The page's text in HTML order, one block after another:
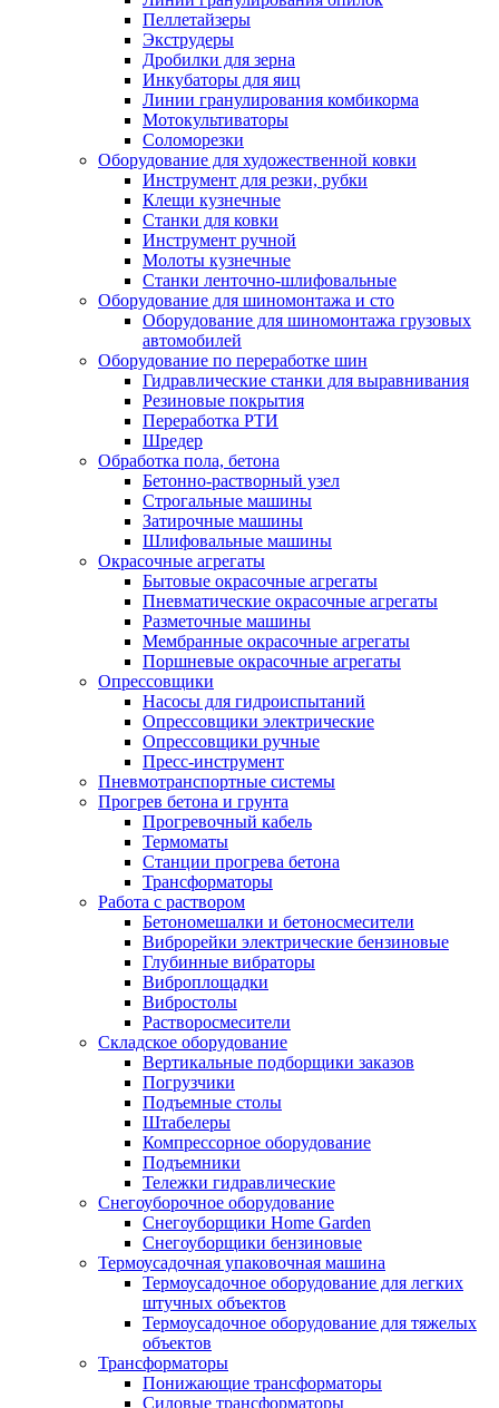
Пеллетайзеры
Экструдеры
Дробилки для зерна
Инкубаторы для яиц
Линии гранулирования комбикорма
Мотокультиваторы
Соломорезки
Оборудование для художественной ковки
Инструмент для резки, рубки
Клещи кузнечные
Станки для ковки
Инструмент ручной
Молоты кузнечные
Станки ленточно-шлифовальные
Оборудование для шиномонтажа и сто
Оборудование для шиномонтажа грузовых
автомобилей
Оборудование по переработке шин
Гидравлические станки для выравнивания
Резиновые покрытия
Переработка РТИ
Шредер
Обработка пола, бетона
Бетонно-растворный узел
Строгальные машины
Затирочные машины
Шлифовальные машины
Окрасочные агрегаты
Бытовые окрасочные агрегаты
Пневматические окрасочные агрегаты
Разметочные машины
Мембранные окрасочные агрегаты
Поршневые окрасочные агрегаты
Опрессовщики
Насосы для гидроиспытаний
Опрессовщики электрические
Опрессовщики ручные
Пресс-инструмент
Пневмотранспортные системы
Прогрев бетона и грунта
Прогревочный кабель
Термоматы
Станции прогрева бетона
Трансформаторы
Работа с раствором
Бетономешалки и бетоносмесители
Виброрейки электрические бензиновые
Глубинные вибраторы
Виброплощадки
Вибростолы
Растворосмесители
Складское оборудование
Вертикальные подборщики заказов
Погрузчики
Подъемные столы
Штабелеры
Компрессорное оборудование
Подъемники
Тележки гидравлические
Снегоуборочное оборудование
Снегоуборщики Home Garden
Снегоуборщики бензиновые
Термоусадочная упаковочная машина
Термоусадочное оборудование для легких
штучных объектов
Термоусадочное оборудование для тяжелых
объектов
Трансформаторы
Понижающие трансформаторы
Силовые трансформаторы